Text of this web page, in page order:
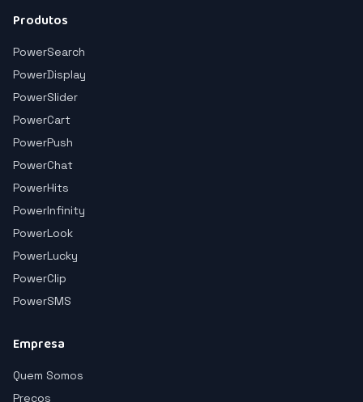
Produtos
PowerSearch
PowerDisplay
PowerSlider
PowerCart
PowerPush
PowerChat
PowerHits
PowerInfinity
PowerLook
PowerLucky
PowerClip
PowerSMS
Empresa
Quem Somos
Precos